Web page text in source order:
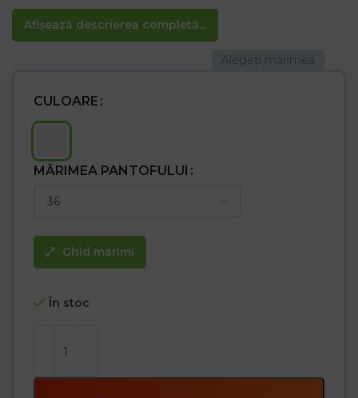
Afișează descrierea completă...
Caracteristici:
– Talpa turnată asigură confort la purtare și previne alunecarea
piciorului
CULOARE
MĂRIMEA PANTOFULUI
Ghid marimi
În stoc